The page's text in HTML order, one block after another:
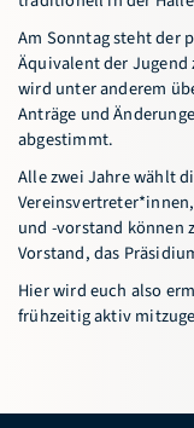
Am Sonntag steht der
Äquivalent der Jugend
wird unter anderem
Anträge und
abgestimmt.
Alle zwei Jahre wählt
und -vorstand können
Vorstand, das
Hier wird euch also
frühzeitig aktiv
Connectival
Freiwilligendienst
Basketball-Camp
Service
Verband
Bildungsportal